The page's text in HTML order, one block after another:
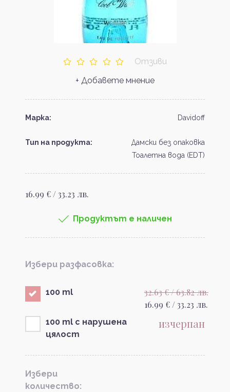
Отзиви
+ Добавете мнение
Марка: Davidoff
Тип на продукта:
Дамски без опаковка
Тоалетна вода (EDT)
16.99 € / 33.23 лв.
Продуктът е наличен
Избери разфасовка:
100 ml
32.63 € / 63.82 лв.
16.99 € / 33.23 лв.
100 ml с нарушена
цялост
изчерпан
Избери
количество: